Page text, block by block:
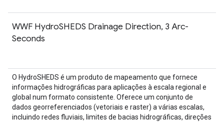
WWF HydroSHEDS Drainage Direction, 3 Arc-
Seconds
O HydroSHEDS é um produto de mapeamento que fornece
informações hidrográficas para aplicações à escala regional e
global num formato consistente. Oferece um conjunto de
dados georreferenciados (vetoriais e raster) a várias escalas,
incluindo redes fluviais, limites de bacias hidrográficas, direções